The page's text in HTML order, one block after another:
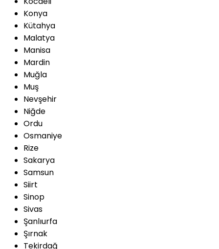
Konya
Kütahya
Malatya
Manisa
Mardin
Muğla
Muş
Nevşehir
Niğde
Ordu
Osmaniye
Rize
Sakarya
Samsun
Siirt
Sinop
Sivas
Şanlıurfa
Şırnak
Tekirdağ